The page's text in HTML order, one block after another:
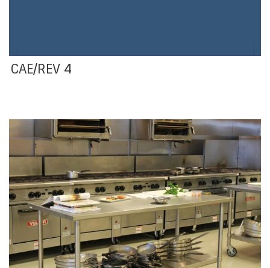
CAE/REV 4
O Sindicato dos Trabalhadores da Indústria de
Hotelaria, Turismo, Restaurantes e Similares do Algarve
- STIHTRSA comunicou, mediante aviso prévio, que os
trabalhadores das empresas associadas na AHRESP –
Associação da Hotelaria, Restauração e Similares de
Portugal, a prestar serviço nas cantinas, refeitórios,
fábricas de refeições e bares concessionados, locais
onde as empresas do setor da alimentação prestam
serviço, farão greve no dia 7 de agosto de 2026.